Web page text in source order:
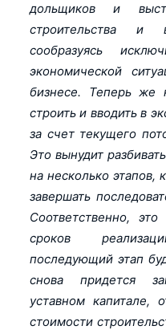
дольщиков и
строительства и
сообразуясь
экономической
бизнесе. Теперь же
строить и вводить в
за счет текущего
Это вынудит
на несколько этапов,
завершать
Соответственно,
сроков
последующий этап
снова придется
уставном капитале,
стоимости